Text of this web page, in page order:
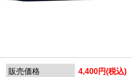
販売価格 4,400円(税込)